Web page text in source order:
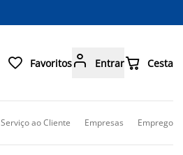
 Favoritos Entrar Cesta
Serviço ao Cliente Empresas Emprego